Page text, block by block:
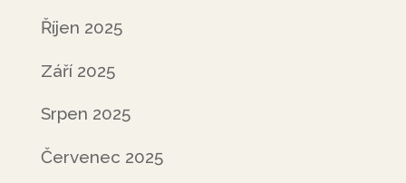
Říjen 2025
Září 2025
Srpen 2025
Červenec 2025